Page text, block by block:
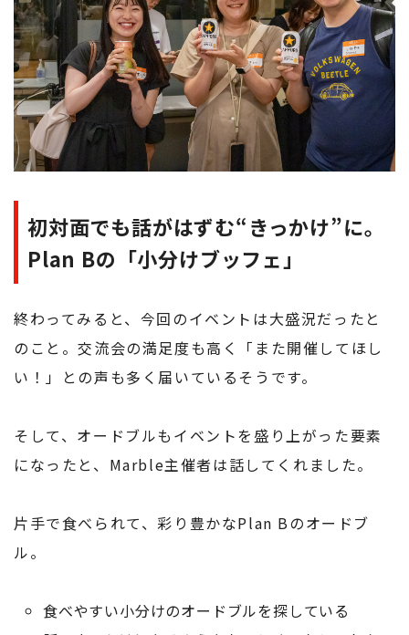
初対面でも話がはずむ“きっかけ”に。
Plan Bの「小分けブッフェ」
終わってみると、今回のイベントは大盛況だったと
のこと。交流会の満足度も高く「また開催してほし
い！」との声も多く届いているそうです。
そして、オードブルもイベントを盛り上がった要素
になったと、Marble主催者は話してくれました。
片手で食べられて、彩り豊かなPlan Bのオードブ
ル。
食べやすい小分けのオードブルを探している